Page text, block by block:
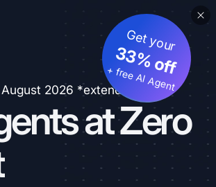
2026 *extended
at Zero
Get your
33% off
+ free AI Agent